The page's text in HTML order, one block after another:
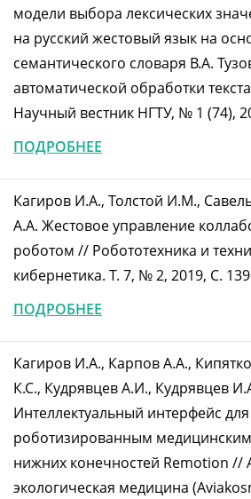
модели выбора лексических
на русский жестовый язык на
семантического словаря В.А.
автоматической обработки
Научный вестник НГТУ, № 1 (74),
ПОДРОБНЕЕ
Кагиров И.А., Толстой И.М.,
А.А. Жестовое управление
роботом // Робототехника и
кибернетика. Т. 7, № 2, 2019, С.
ПОДРОБНЕЕ
Кагиров И.А., Карпов А.А.,
К.С., Кудрявцев А.И., Кудрявцев
Интеллектуальный интерфейс
роботизированным медицинским
нижних конечностей Remotion //
экологическая медицина